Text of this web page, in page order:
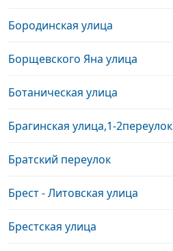
Бородинская улица
Борщевского Яна улица
Ботаническая улица
Брагинская улица,1-2переулок
Братский переулок
Брест - Литовская улица
Брестская улица